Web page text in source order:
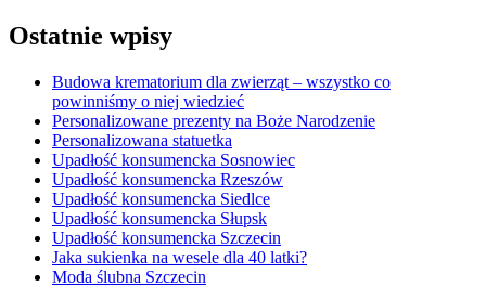
Ostatnie wpisy
Budowa krematorium dla zwierząt – wszystko co
powinniśmy o niej wiedzieć
Personalizowane prezenty na Boże Narodzenie
Personalizowana statuetka
Upadłość konsumencka Sosnowiec
Upadłość konsumencka Rzeszów
Upadłość konsumencka Siedlce
Upadłość konsumencka Słupsk
Upadłość konsumencka Szczecin
Jaka sukienka na wesele dla 40 latki?
Moda ślubna Szczecin